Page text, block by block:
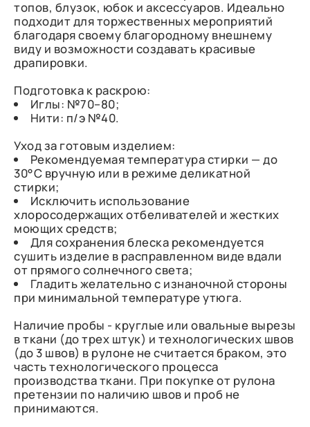
топов, блузок, юбок и аксессуаров. Идеально
подходит для торжественных мероприятий
благодаря своему благородному внешнему
виду и возможности создавать красивые
драпировки.
Подготовка к раскрою:
Иглы: №70–80;
Нити: п/э №40.
Уход за готовым изделием:
Рекомендуемая температура стирки — до
30°C вручную или в режиме деликатной
стирки;
Исключить использование
хлоросодержащих отбеливателей и жестких
моющих средств;
Для сохранения блеска рекомендуется
сушить изделие в расправленном виде вдали
от прямого солнечного света;
Гладить желательно с изнаночной стороны
при минимальной температуре утюга.
Наличие пробы - круглые или овальные вырезы
в ткани (до трех штук) и технологических швов
(до 3 швов) в рулоне не считается браком, это
часть технологического процесса
производства ткани. При покупке от рулона
претензии по наличию швов и проб не
принимаются.